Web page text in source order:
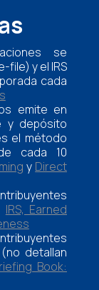
se
y el IRS
cada
emite en
y depósito
el método
cada 10
y Direct
IRS, Earned
detallan
Book: